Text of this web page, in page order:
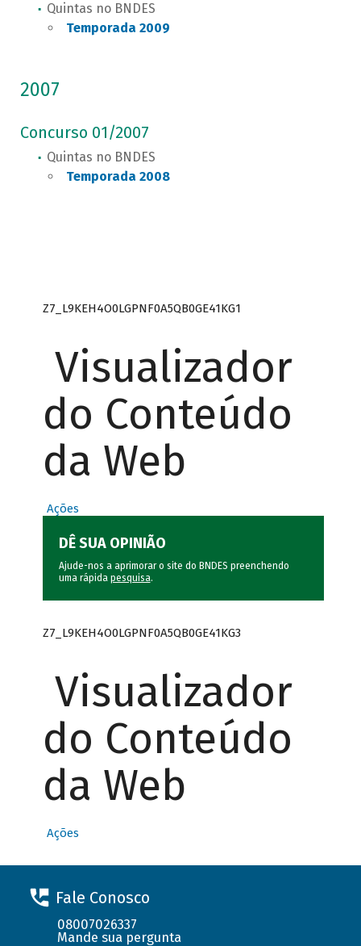
Quintas no BNDES
Temporada 2009
2007
Concurso 01/2007
Quintas no BNDES
Temporada 2008
Z7_L9KEH4O0LGPNF0A5QB0GE41KG1
Visualizador
do Conteúdo
da Web
Ações
DÊ SUA OPINIÃO
Ajude-nos a aprimorar o site do BNDES preenchendo
uma rápida pesquisa.
Z7_L9KEH4O0LGPNF0A5QB0GE41KG3
Visualizador
do Conteúdo
da Web
Ações
Fale Conosco
08007026337
Mande sua pergunta